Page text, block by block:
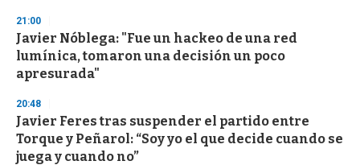
21:00
Javier Nóblega: "Fue un hackeo de una red
lumínica, tomaron una decisión un poco
apresurada"
20:48
Javier Feres tras suspender el partido entre
Torque y Peñarol: “Soy yo el que decide cuando se
juega y cuando no”